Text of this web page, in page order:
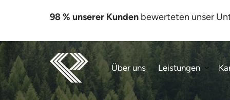
98 % unserer Kunden bewerteten unser
Über uns Leistungen
Unternehm
Startseite
Über uns
Leistungen
Sonderpal
etten
Spezialabm
essungen
nach Maß